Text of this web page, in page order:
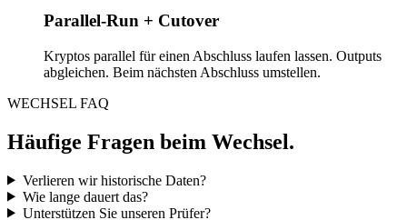
Parallel-Run + Cutover
Kryptos parallel für einen Abschluss laufen lassen. Outputs
abgleichen. Beim nächsten Abschluss umstellen.
WECHSEL FAQ
Häufige Fragen beim Wechsel.
Verlieren wir historische Daten?
Wie lange dauert das?
Unterstützen Sie unseren Prüfer?